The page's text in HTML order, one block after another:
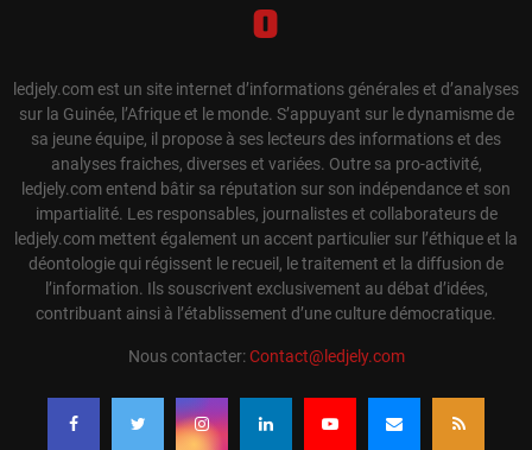
ledjely.com est un site internet d’informations générales et d’analyses
sur la Guinée, l’Afrique et le monde. S’appuyant sur le dynamisme de
sa jeune équipe, il propose à ses lecteurs des informations et des
analyses fraiches, diverses et variées. Outre sa pro-activité,
ledjely.com entend bâtir sa réputation sur son indépendance et son
impartialité. Les responsables, journalistes et collaborateurs de
ledjely.com mettent également un accent particulier sur l’éthique et la
déontologie qui régissent le recueil, le traitement et la diffusion de
l’information. Ils souscrivent exclusivement au débat d’idées,
contribuant ainsi à l’établissement d’une culture démocratique.
Nous contacter:Contact@ledjely.com